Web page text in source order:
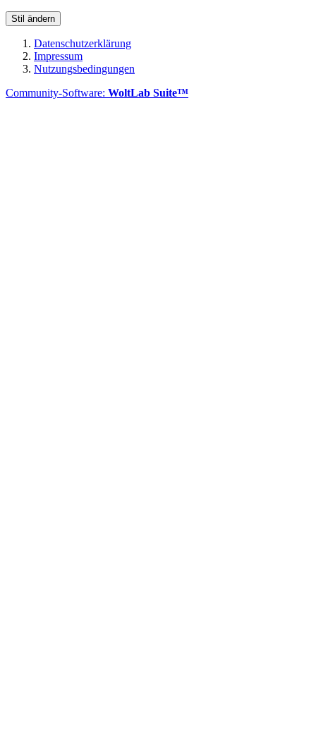
Stil ändern
Datenschutzerklärung
Impressum
Nutzungsbedingungen
Community-Software: WoltLab Suite™